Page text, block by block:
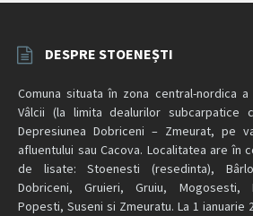
DESPRE STOENEȘTI
Comuna situata în zona central-nordica
Vâlcii (la limita dealurilor subcarpatice
Depresiunea Dobriceni – Zmeurat, pe
afluentului sau Cacova. Localitatea are în
de lisate: Stoenesti (resedinta),
Dobriceni, Gruieri, Gruiu, Mogosesti,
Popesti, Suseni si Zmeuratu. La 1 ianuarie